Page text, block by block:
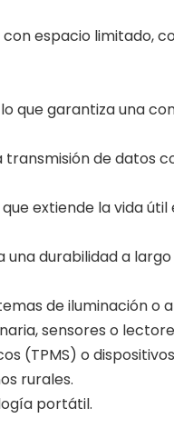
espacio limitado,
garantiza una
de datos
extiende la vida
durabilidad a
de iluminación o
sensores o
(TPMS) o
rurales.
portátil.